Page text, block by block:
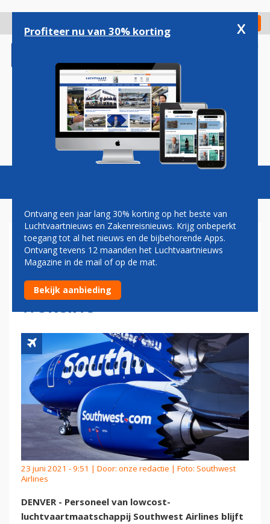
gaan
Check in
Magazine Podcasts Vacatures
STEWARDESS SOUTHWEST
ONTKOMT
TERNAUWERNOOD AAN
WURGING
23 juni 2021 - 9:51 | Door: onze redactie | Foto: Southwest
Airlines
DENVER - Personeel van lowcost-
luchtvaartmaatschappij Southwest Airlines blijft
Profiteer nu van 30% korting x
Ontvang een jaar lang 30% korting op het beste van
Luchtvaartnieuws en Zakenreisnieuws. Krijg onbeperkt
toegang tot al het nieuws en de bijbehorende Apps.
Ontvang tevens 12 maanden het Luchtvaartnieuws
Magazine in de mail of op de mat.
Bekijk aanbieding